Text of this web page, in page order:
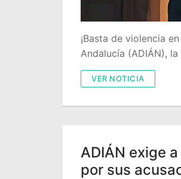
¡Basta de violencia
Andalucía (ADIÁN),
VER NOTICIA
ADIÁN exige
por sus